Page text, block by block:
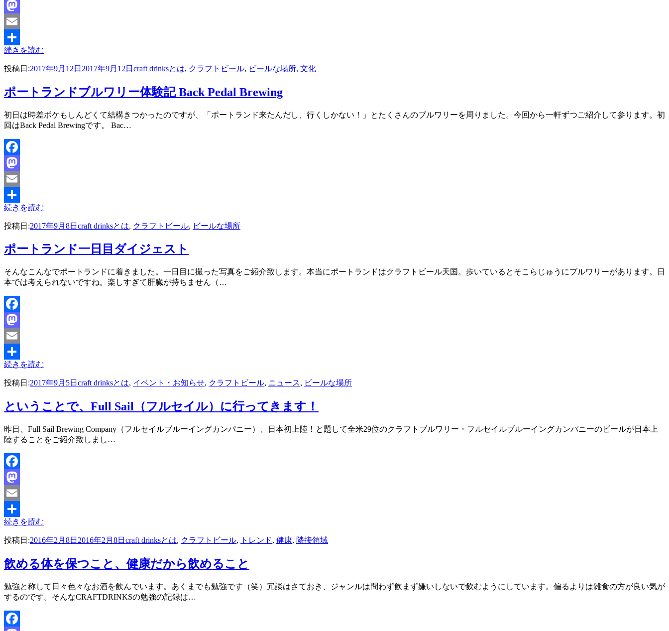
Facebook
Mastodon
Email
共
有
続きを読む
投稿日:2017年9月12日 2017年9月12日 craft drinksとは, クラフトビール, ビールな場所, 文化
ポートランドブルワリー体験記 Back Pedal Brewing
投稿者master
初日は時差ボケもしんどくて結構きつかったのですが、「ポートランド来たんだし、行くしかない！」とたくさんのブルワリーを周りました。今回から一軒ずつご紹介して参ります。初
回はBack Pedal Brewingです。 Bac…
Facebook
Mastodon
Email
共
有
続きを読む
投稿日:2017年9月8日 craft drinksとは, クラフトビール, ビールな場所
ポートランド一日目ダイジェスト
投稿者master
そんなこんなでポートランドに着きました。一日目に撮った写真をご紹介致します。本当にポートランドはクラフトビール天国。歩いているとそこらじゅうにブルワリーがあります。日
本では考えられないですね。楽しすぎて肝臓が持ちません（…
Facebook
Mastodon
Email
共
有
続きを読む
投稿日:2017年9月5日 craft drinksとは, イベント・お知らせ, クラフトビール, ニュース, ビールな場所
ということで、Full Sail（フルセイル）に行ってきます！
投稿者master
昨日、Full Sail Brewing Company（フルセイルブルーイングカンパニー）、日本初上陸！と題して全米29位のクラフトブルワリー・フルセイルブルーイングカンパニーのビールが日本上
陸することをご紹介致しまし…
Facebook
Mastodon
Email
共
有
続きを読む
投稿日:2016年2月8日 2016年2月8日 craft drinksとは, クラフトビール, トレンド, 健康, 隣接領域
飲める体を保つこと、健康だから飲めること
投稿者master
勉強と称して日々色々なお酒を飲んでいます。あくまでも勉強です（笑）冗談はさておき、ジャンルは問わず飲まず嫌いしないで飲むようにしています。偏るよりは雑食の方が良い気が
するのです。そんなCRAFTDRINKSの勉強の記録は…